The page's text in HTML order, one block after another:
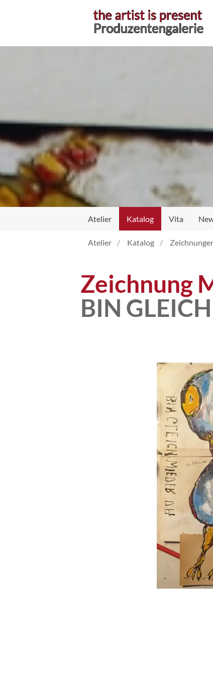
Atelier Katalog Vita
Atelier Katalog
Zeichnung
BIN